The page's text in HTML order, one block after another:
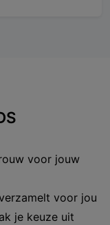
voor jouw
voor jou
je keuze uit